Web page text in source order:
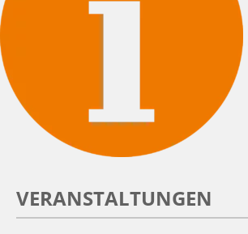
VERANSTALTUNGEN